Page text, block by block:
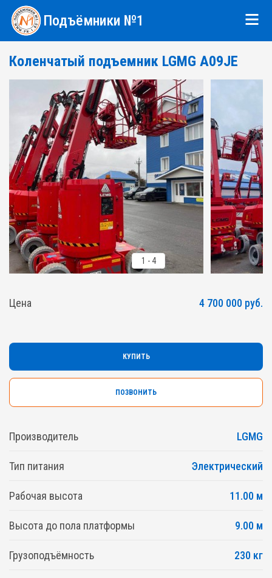
Подъёмники №1
Коленчатый подъемник LGMG A09JE
1 -4
Цена 4 700 000 руб.
КУПИТЬ
ПОЗВОНИТЬ
Производитель LGMG
Тип питания Электрический
Рабочая высота 11.00 м
Высота до пола платформы 9.00 м
Грузоподъёмность 230 кг